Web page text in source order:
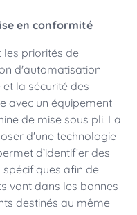
en conformité
les priorités de
d'automatisation
la sécurité des
avec un équipement
de mise sous pli. La
d'une technologie
d’identifier des
afin de
vont dans les bonnes
destinés au même